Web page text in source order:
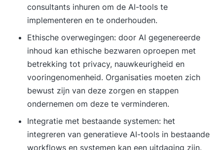
consultants inhuren om de AI-tools te
implementeren en te onderhouden.
Ethische overwegingen: door AI gegenereerde
inhoud kan ethische bezwaren oproepen met
betrekking tot privacy, nauwkeurigheid en
vooringenomenheid. Organisaties moeten zich
bewust zijn van deze zorgen en stappen
ondernemen om deze te verminderen.
Integratie met bestaande systemen: het
integreren van generatieve AI-tools in bestaande
workflows en systemen kan een uitdaging zijn.